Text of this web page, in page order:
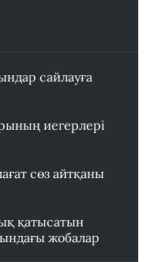
сайлауға
иегерлері
сөз айтқаны
қатысатын
жобалар